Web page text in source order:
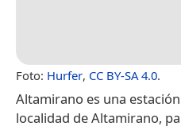
Foto: Hurfer, CC BY-SA 4.0.
Altamirano es una
localidad de Altamirano,